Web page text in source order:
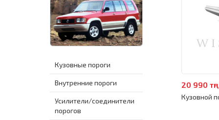
Кузовные пороги
Внутренние пороги
Усилители/соединители
порогов
20 990 тңг
Кузовной